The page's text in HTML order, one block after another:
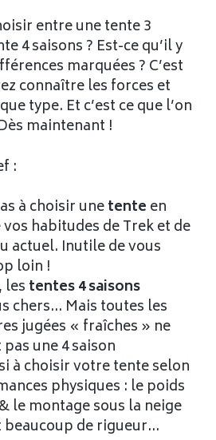
entre une tente 3
4 saisons ? Est-ce qu’il y
marquées ? C’est
connaître les forces et
type. Et c’est ce que l’on
maintenant !
:
à choisir unetente en
habitudes de Trek et de
actuel. Inutile de vous
loin !
les tentes 4 saisons
chers… Mais toutes les
jugées « fraîches » ne
une 4 saison
à choisir votre tente selon
physiques : le poids
le montage sous la neige
beaucoup de rigueur…